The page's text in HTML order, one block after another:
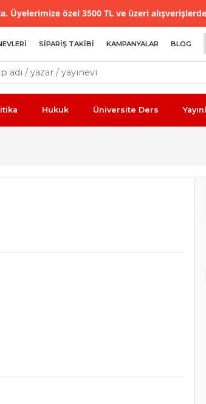
Üyelerimize özel 3500 TL ve üzeri
SIPARIŞ TAKIBI KAMPANYALAR BLOG
Hukuk Üniversite Ders